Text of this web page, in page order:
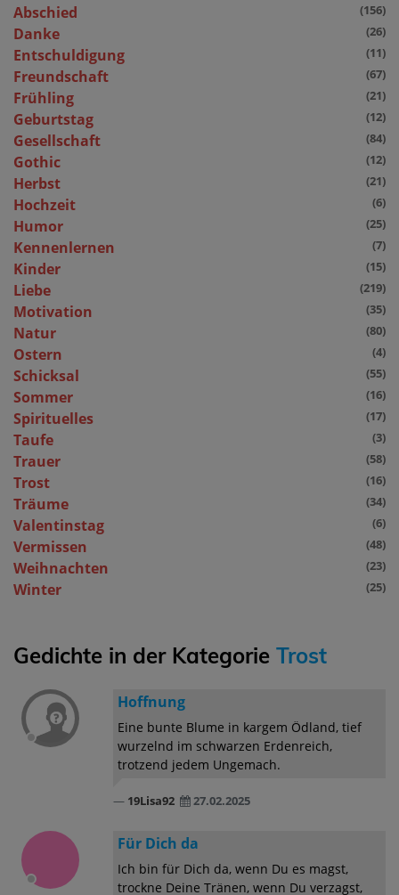
Abschied (156)
Danke (26)
Entschuldigung (11)
Freundschaft (67)
Frühling (21)
Geburtstag (12)
Gesellschaft (84)
Gothic (12)
Herbst (21)
Hochzeit (6)
Humor (25)
Kennenlernen (7)
Kinder (15)
Liebe (219)
Motivation (35)
Natur (80)
Ostern (4)
Schicksal (55)
Sommer (16)
Spirituelles (17)
Taufe (3)
Trauer (58)
Trost (16)
Träume (34)
Valentinstag (6)
Vermissen (48)
Weihnachten (23)
Winter (25)
Gedichte in der Kategorie Trost
Hoffnung
Eine bunte Blume in kargem Ödland, tief
wurzelnd im schwarzen Erdenreich,
trotzend jedem Ungemach.
19Lisa92 27.02.2025
Für Dich da
Ich bin für Dich da, wenn Du es magst,
trockne Deine Tränen, wenn Du verzagst,